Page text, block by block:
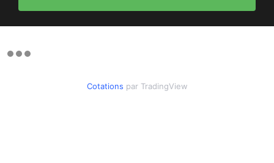
Cotations par TradingView